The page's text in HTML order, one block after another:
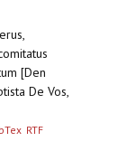
[Den
De Vos,
RTF